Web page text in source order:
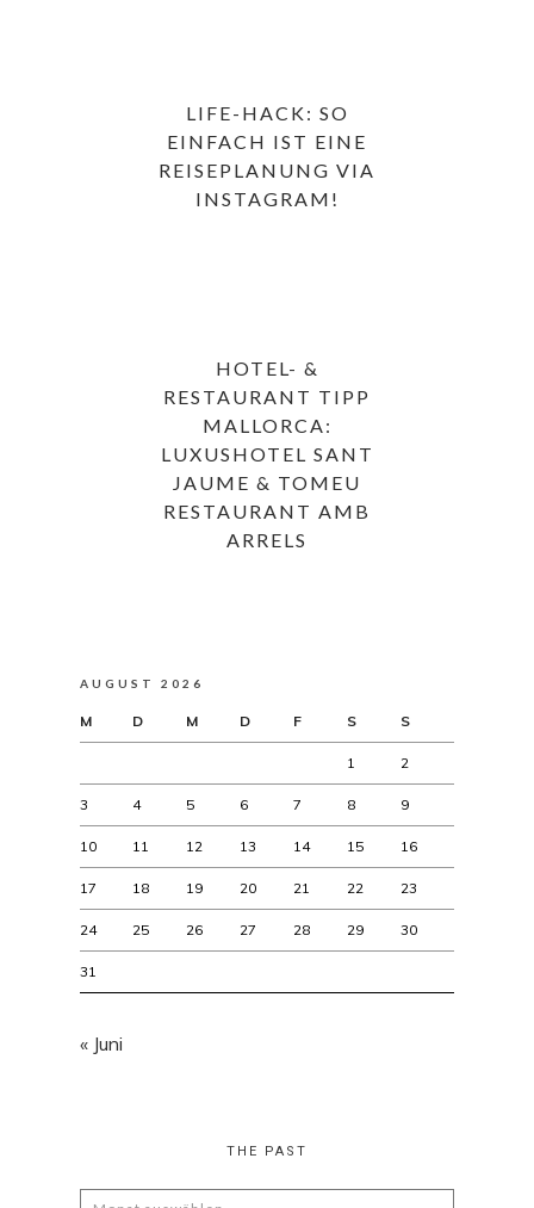
LIFE-HACK: SO
EINFACH IST EINE
REISEPLANUNG VIA
INSTAGRAM!
HOTEL- &
RESTAURANT TIPP
MALLORCA:
LUXUSHOTEL SANT
JAUME & TOMEU
RESTAURANT AMB
ARRELS
AUGUST 2026
M D M D F S S
1 2
3 4 5 6 7 8 9
10 11 12 13 14 15 16
17 18 19 20 21 22 23
24 25 26 27 28 29 30
31
« Juni
THE PAST
The